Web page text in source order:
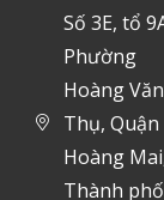
Số 3E, tổ
Phường
Hoàng Văn
Thụ, Quận
Hoàng
Thành phố